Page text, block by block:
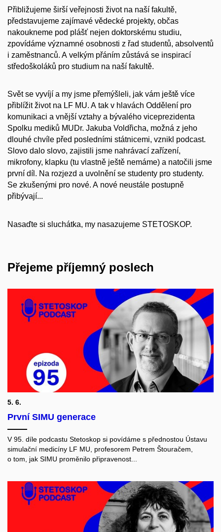
Přibližujeme širší veřejnosti život na naší fakultě,
představujeme zajímavé vědecké projekty, občas
nakoukneme pod plášť nejen doktorskému studiu,
zpovídáme významné osobnosti z řad studentů, absolventů
i zaměstnanců. A velkým přáním zůstává se inspirací
středoškoláků pro studium na naší fakultě.
Svět se vyvíjí a my jsme přemýšleli, jak vám ještě více
přiblížit život na LF MU. A tak v hlavách Oddělení pro
komunikaci a vnější vztahy a bývalého viceprezidenta
Spolku mediků MUDr. Jakuba Voldřicha, možná z jeho
dlouhé chvíle před posledními státnicemi, vznikl podcast.
Slovo dalo slovo, zajistili jsme nahrávací zařízení,
mikrofony, klapku (tu vlastně ještě nemáme) a natočili jsme
první díl. Na rozjezd a uvolnění se studenty pro studenty.
Se zkušenými pro nové. A nové neustále postupně
přibývají...
Nasaďte si sluchátka, my nasazujeme STETOSKOP.
Přejeme příjemný poslech
5. 6.
První SIMU generace
V 95. díle podcastu Stetoskop si povídáme s přednostou Ústavu
simulační medicíny LF MU, profesorem Petrem Štouračem,
o tom, jak SIMU proměnilo připravenost...